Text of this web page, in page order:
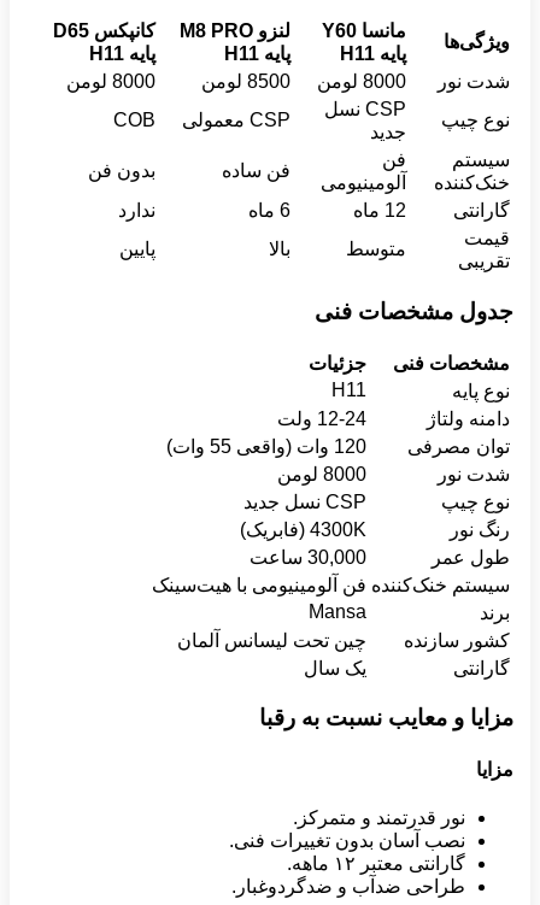
ویژگی‌ها
مانسا
پایه
لنزو
پایه
کانپکس
پایه
شدت نور
8000 لومن 8500 لومن
8000 لومن
نوع چیپ
CSP نسل
جدید
CSP معمولی
COB
سیستم
خنک‌کننده
فن
آلومینیومی
فن ساده
بدون فن
گارانتی
12 ماه 6 ماه
ندارد
قیمت
تقریبی
متوسط بالا پایین
جدول مشخصات فنی
مشخصات فنی
جزئیات
نوع پایه
H11
دامنه ولتاژ
12-24 ولت
توان مصرفی
120 وات (واقعی 55 وات)
شدت نور
8000 لومن
نوع چیپ
CSP نسل جدید
رنگ نور
4300K (فابریک)
طول عمر
30,000 ساعت
سیستم خنک‌کننده فن آلومینیومی با هیت‌سینک
برند
Mansa
کشور سازنده
چین تحت لیسانس آلمان
گارانتی
یک سال
مزایا و معایب نسبت به رقبا
مزایا
نور قدرتمند و متمرکز.
نصب آسان بدون تغییرات فنی.
گارانتی معتبر ۱۲ ماهه.
طراحی ضدآب و ضدگردوغبار.